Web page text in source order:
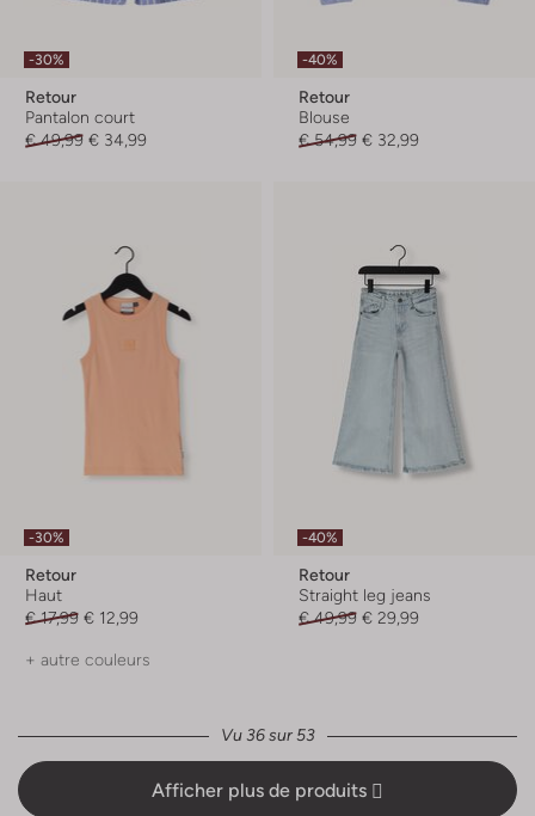
-30%
Retour
Pantalon court
€ 49,99 € 34,99
-40%
Retour
Blouse
€ 54,99 € 32,99
-30%
Retour
Haut
€ 17,99 € 12,99
+ autre couleurs
-40%
Retour
Straight leg jeans
€ 49,99 € 29,99
Vu 36 sur 53
Afficher plus de produits